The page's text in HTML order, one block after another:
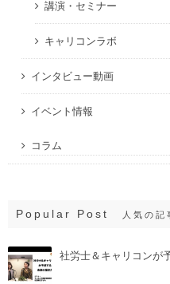
講演・セミナー
キャリコンラボ
インタビュー動画
イベント情報
コラム
Popular Post 人気の記
社労士＆キャリコンが